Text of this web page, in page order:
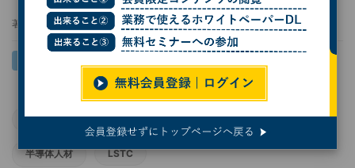
著者： 小林行雄
Tenstorrent 日本の半導体業界 NEDO
半導体人材 LSTC